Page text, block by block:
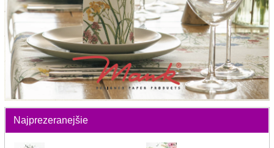
Najprezeranejšie